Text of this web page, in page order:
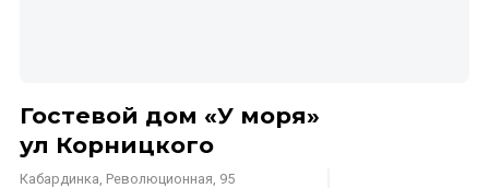
Гостевой дом «У моря»
ул Корницкого
Кабардинка, Революционная, 95